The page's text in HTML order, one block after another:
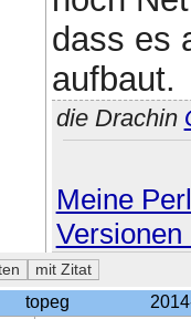
dass es
aufbaut.
die Drachin
Meine
topeg